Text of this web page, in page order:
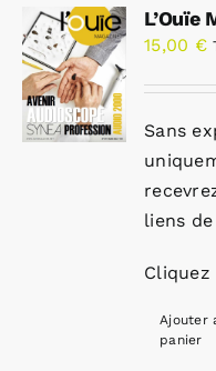
L’Ouïe
15,00 €
Sans
liens
Ajouter
panier